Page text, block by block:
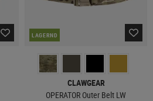
LAGERND
CLAWGEAR
OPERATOR Outer Belt LW